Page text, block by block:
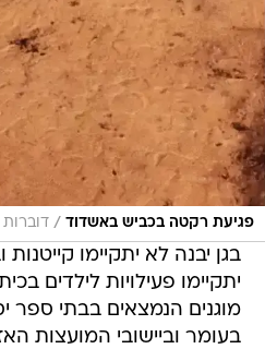
פגיעת רקטה בכביש באשדוד / דוברות
בגן יבנה לא יתקיימו
יתקיימו פעילויות לילדים
מוגנים הנמצאים בבתי ספר
בעומר וביישובי המועצות